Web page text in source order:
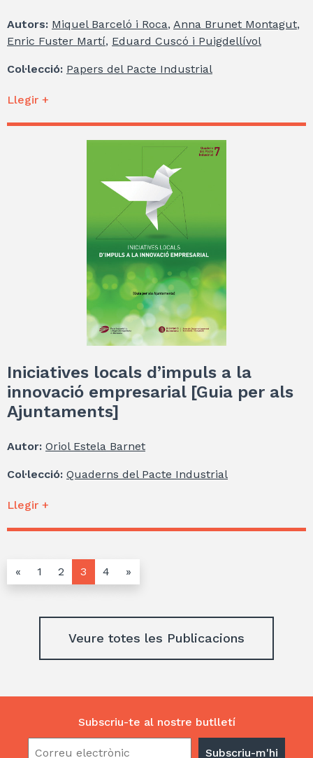
Autors: Miquel Barceló i Roca, Anna Brunet Montagut,
Enric Fuster Martí, Eduard Cuscó i Puigdellívol
Col·lecció: Papers del Pacte Industrial
Llegir +
Iniciatives locals d’impuls a la
innovació empresarial [Guia per als
Ajuntaments]
Autor: Oriol Estela Barnet
Col·lecció: Quaderns del Pacte Industrial
Llegir +
« 1 2 3 4 »
Veure totes les Publicacions
Subscriu-te al nostre butlletí